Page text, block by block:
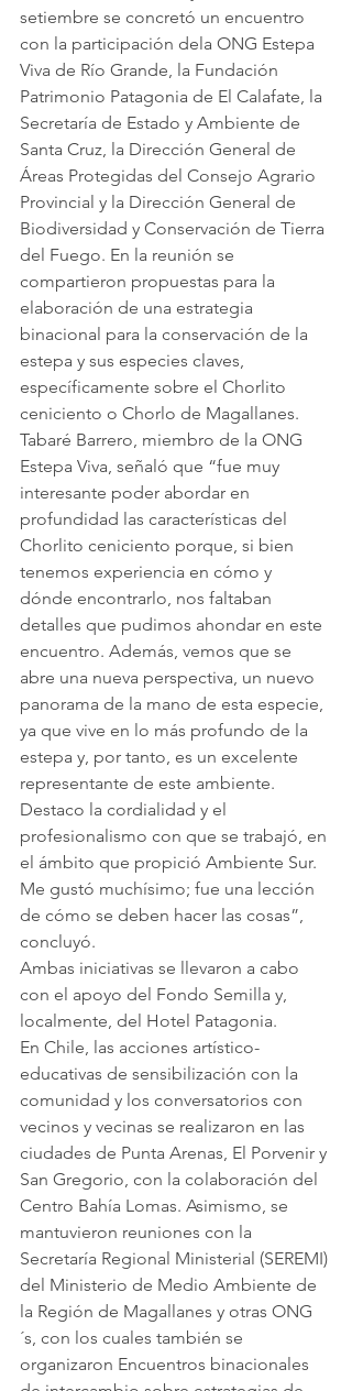
setiembre se concretó un encuentro
con la participación dela ONG Estepa
Viva de Río Grande, la Fundación
Patrimonio Patagonia de El Calafate, la
Secretaría de Estado y Ambiente de
Santa Cruz, la Dirección General de
Áreas Protegidas del Consejo Agrario
Provincial y la Dirección General de
Biodiversidad y Conservación de Tierra
del Fuego. En la reunión se
compartieron propuestas para la
elaboración de una estrategia
binacional para la conservación de la
estepa y sus especies claves,
específicamente sobre el Chorlito
ceniciento o Chorlo de Magallanes.
Tabaré Barrero, miembro de la ONG
Estepa Viva, señaló que “fue muy
interesante poder abordar en
profundidad las características del
Chorlito ceniciento porque, si bien
tenemos experiencia en cómo y
dónde encontrarlo, nos faltaban
detalles que pudimos ahondar en este
encuentro. Además, vemos que se
abre una nueva perspectiva, un nuevo
panorama de la mano de esta especie,
ya que vive en lo más profundo de la
estepa y, por tanto, es un excelente
representante de este ambiente.
Destaco la cordialidad y el
profesionalismo con que se trabajó, en
el ámbito que propició Ambiente Sur.
Me gustó muchísimo; fue una lección
de cómo se deben hacer las cosas”,
concluyó.
Ambas iniciativas se llevaron a cabo
con el apoyo del Fondo Semilla y,
localmente, del Hotel Patagonia.
En Chile, las acciones artístico-
educativas de sensibilización con la
comunidad y los conversatorios con
vecinos y vecinas se realizaron en las
ciudades de Punta Arenas, El Porvenir y
San Gregorio, con la colaboración del
Centro Bahía Lomas. Asimismo, se
mantuvieron reuniones con la
Secretaría Regional Ministerial (SEREMI)
del Ministerio de Medio Ambiente de
la Región de Magallanes y otras ONG
´s, con los cuales también se
organizaron Encuentros binacionales